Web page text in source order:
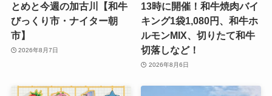
とめと今週の加古川【和牛
びっくり市・ナイター朝
市】
2026年8月7日
13時に開催！和牛焼肉バイ
キング1袋1,080円、和牛ホ
ルモンMIX、切りたて和牛
切落しなど！
2026年8月6日